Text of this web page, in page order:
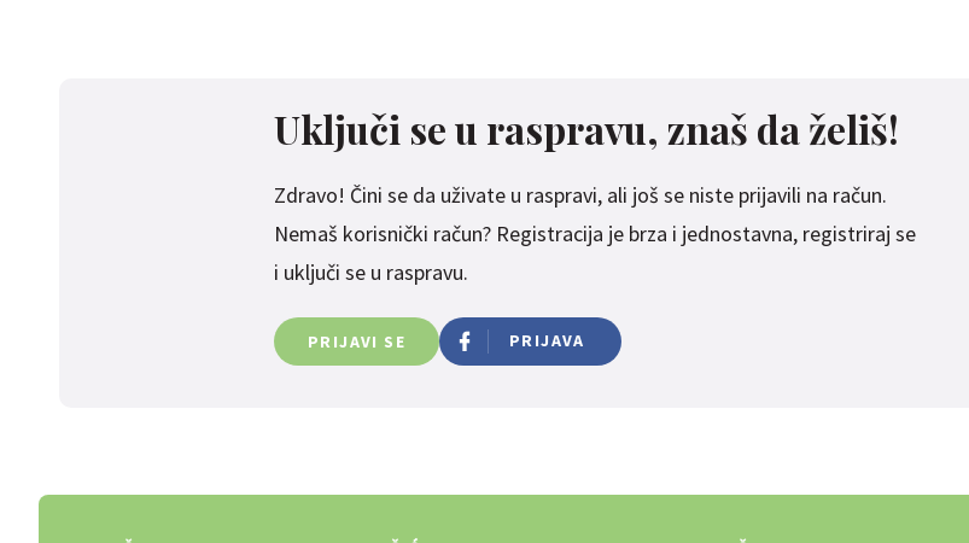
Uključi se u raspravu, znaš da želiš!
Zdravo! Čini se da uživate u raspravi, ali još se niste prijavili na račun.
Nemaš korisnički račun? Registracija je brza i jednostavna, registriraj se
i uključi se u raspravu.
PRIJAVI SE PRIJAVA